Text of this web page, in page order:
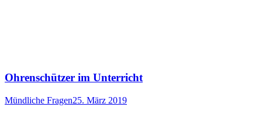
Ohrenschützer im Unterricht
Mündliche Fragen25. März 2019